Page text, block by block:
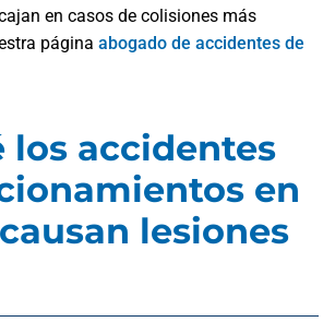
en casos de colisiones más
página abogado de accidentes de
los accidentes
en
lesiones